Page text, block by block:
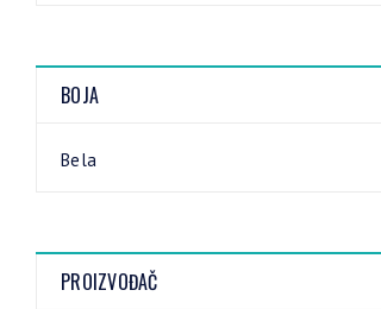
BOJA
Bela
PROIZVOĐAČ